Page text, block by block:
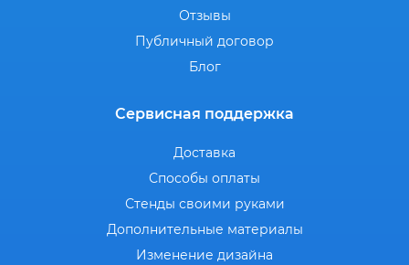
Отзывы
Публичный договор
Блог
Сервисная поддержка
Доставка
Способы оплаты
Стенды своими руками
Дополнительные материалы
Изменение дизайна